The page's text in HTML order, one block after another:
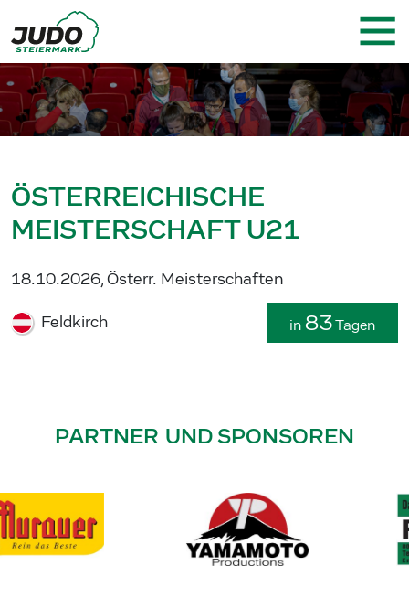
ÖSTERREICHISCHE
MEISTERSCHAFT U21
18.10.2026, Österr. Meisterschaften
Feldkirch in 83Tagen
PARTNER UND SPONSOREN